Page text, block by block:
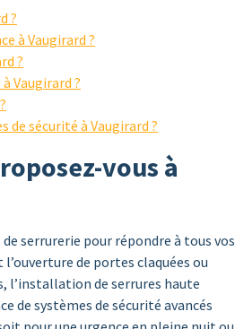
?
à Vaugirard ?
?
Vaugirard ?
de sécurité à Vaugirard ?
vous à
serrurerie pour répondre à tous vos
de portes claquées ou
l’installation de serrures haute
de systèmes de sécurité avancés